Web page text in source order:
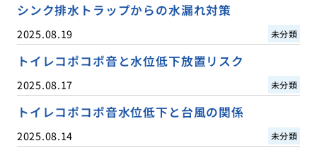
シンク排水トラップからの水漏れ対策
2025.08.19 未分類
トイレコポコポ音と水位低下放置リスク
2025.08.17 未分類
トイレコポコポ音水位低下と台風の関係
2025.08.14 未分類